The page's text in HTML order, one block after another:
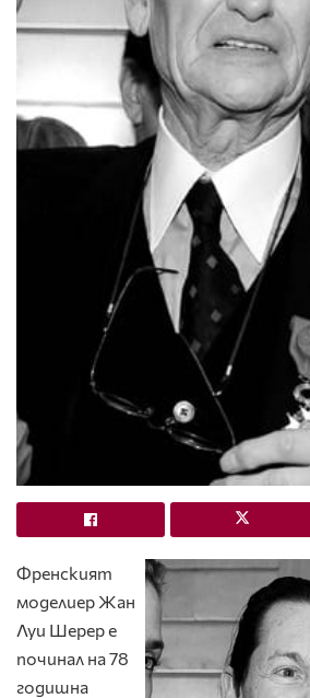
Френският
моделиер Жан
Луи Шерер е
починал на 78
годишна